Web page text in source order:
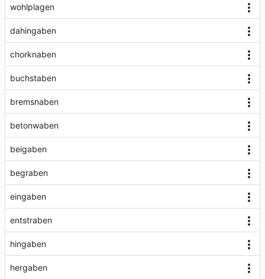
wohlplagen
dahingaben
chorknaben
buchstaben
bremsnaben
betonwaben
beigaben
begraben
eingaben
entstraben
hingaben
hergaben